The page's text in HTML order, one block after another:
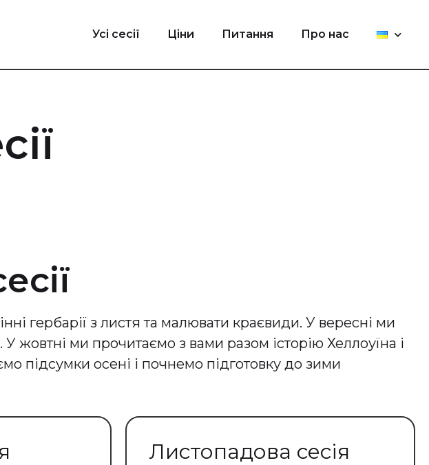
Усі сесії Ціни Питання Про нас
гербарії з листя та малювати краєвиди. У вересні ми
жовтні ми прочитаємо з вами разом історію Хеллоуїна і
підсумки осені і почнемо підготовку до зими
Листопадова сесія